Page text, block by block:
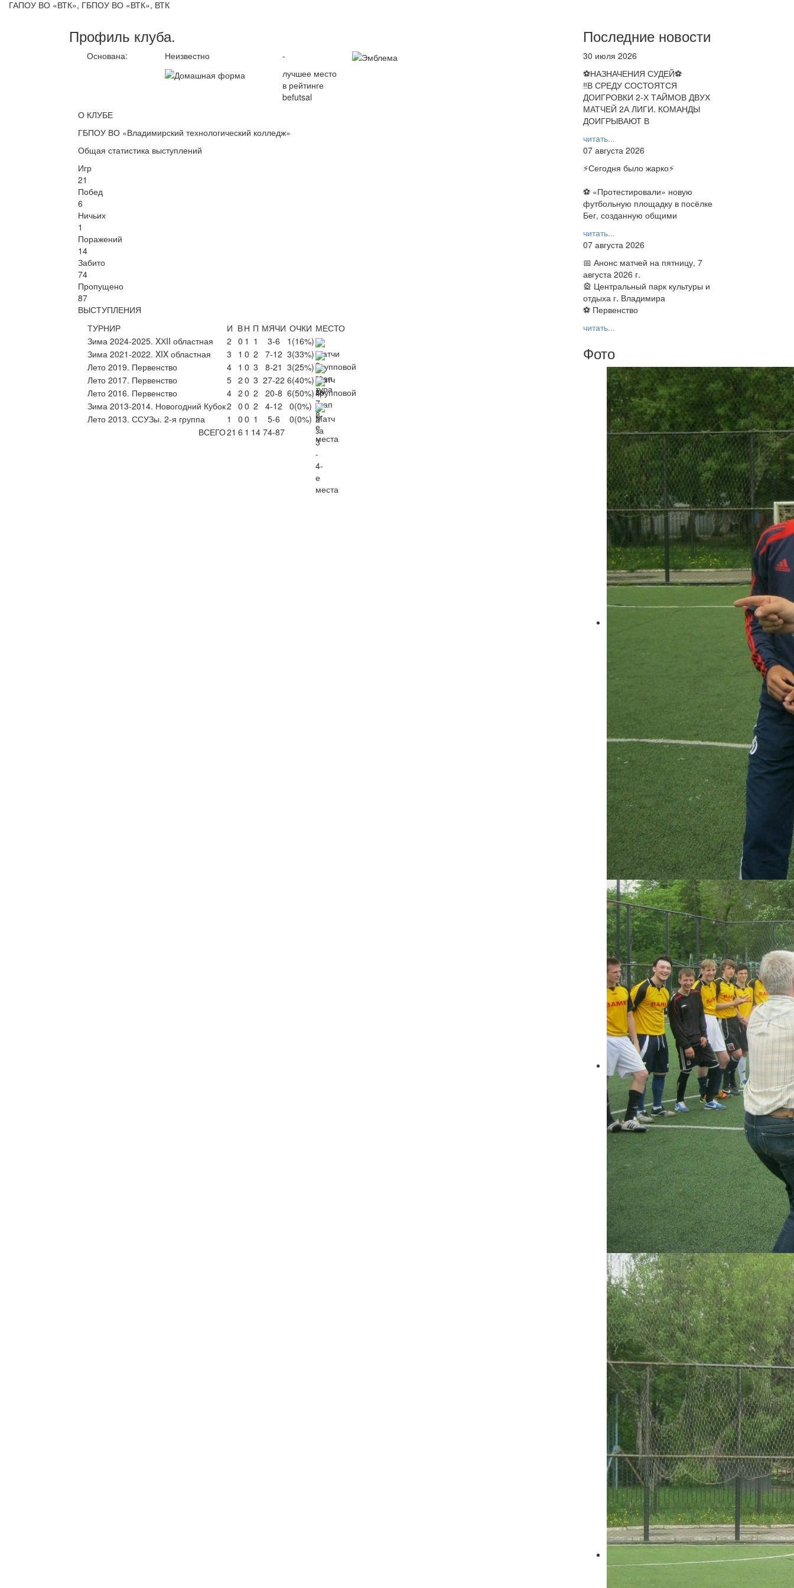
ГАПОУ ВО «ВТК», ГБПОУ ВО «ВТК», ВТК
Профиль клуба.
Основана: Неизвестно
-
лучшее место
в рейтинге
befutsal
О КЛУБЕ
ГБПОУ ВО «Владимирский технологический колледж»
Общая статистика выступлений
Игр
21
Побед
6
Ничьих
1
Поражений
14
Забито
74
Пропущено
87
ВЫСТУПЛЕНИЯ
ТУРНИР
И ВН П МЯЧИ ОЧКИ МЕСТО
Зима 2024-2025. XХII областная
2 0 1 1 3-6 1 (16%)
Зима 2021-2022. XIX областная
3 1 0 2 7-12 3(33%)
Лето 2019. Первенство
4 1 0 3 8-21 3(25%)
Лето 2017. Первенство
5 2 0 3 27-22 6(40%)
Лето 2016. Первенство
4 2 0 2 20-8 6(50%)4
Зима 2013-2014. Новогодний Кубок2 0 0 2 4-12 0(0%)
Лето 2013. ССУЗы. 2-я группа
1 0 0 1 5-6 0(0%) 2
ВСЕГО21 6 1 14 74-87
Последние новости
30 июля 2026
⚽НАЗНАЧЕНИЯ СУДЕЙ⚽
‼В СРЕДУ СОСТОЯТСЯ
ДОИГРОВКИ 2-Х ТАЙМОВ ДВУХ
МАТЧЕЙ 2А ЛИГИ. КОМАНДЫ
ДОИГРЫВАЮТ В
читать...
07 августа 2026
⚡️Сегодня было жарко⚡️
⚽ ️«Протестировали» новую
футбольную площадку в посёлке
Бег, созданную общими
читать...
07 августа 2026
📅 Анонс матчей на пятницу, 7
августа 2026 г.
🎡 Центральный парк культуры и
отдыха г. Владимира
⚽ Первенство
читать...
Фото